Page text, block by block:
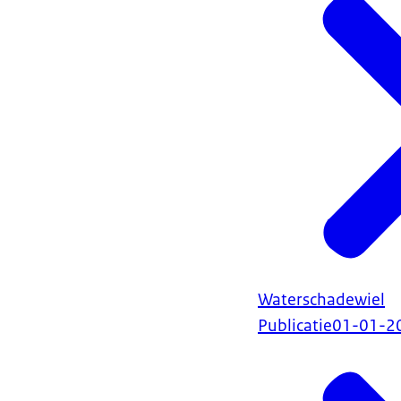
Waterschadewiel
Publicatie01-01-